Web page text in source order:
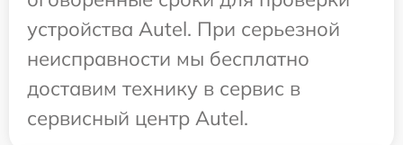
устройства Autel. При серьезной
неисправности мы бесплатно
доставим технику в сервис в
сервисный центр Autel.